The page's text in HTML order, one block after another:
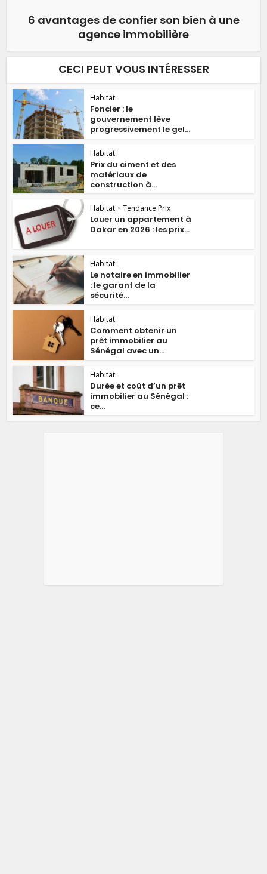
6 avantages de confier son bien à une
agence immobilière
CECI PEUT VOUS INTÉRESSER
Habitat
Foncier : le
gouvernement lève
progressivement le gel...
Habitat
Prix du ciment et des
matériaux de
construction à...
Habitat • Tendance Prix
Louer un appartement à
Dakar en 2026 : les prix...
Habitat
Le notaire en immobilier
: le garant de la
sécurité...
Habitat
Comment obtenir un
prêt immobilier au
Sénégal avec un...
Habitat
Durée et coût d’un prêt
immobilier au Sénégal :
ce...